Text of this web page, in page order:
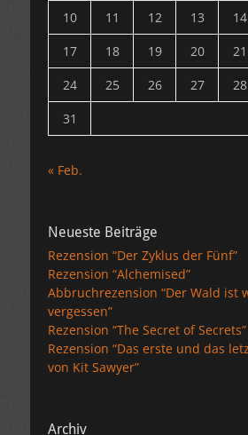
10
11 12 13 14
17
18 19 20 21
24
25 26 27 28
31
« Feb.
Neueste Beiträge
Rezension “Der Zyklus der Fünf”
Rezension “Alchemised”
Abbruchrezension “Der Wald ist
vergessen”
Rezension “The Secret of Secrets”
Rezension “Das erste und das
von Kit Sawyer”
Archiv